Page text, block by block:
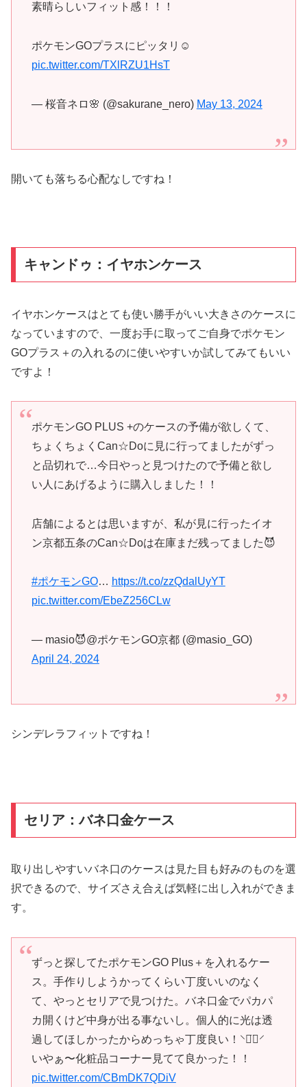
素晴らしいフィット感！！！
ポケモンGOプラスにピッタリ☺️
pic.twitter.com/TXlRZU1HsT
— 桜音ネロ🌸 (@sakurane_nero) May 13, 2024
開いても落ちる心配なしですね！
キャンドゥ：イヤホンケース
イヤホンケースはとても使い勝手がいい大きさのケースに
なっていますので、一度お手に取ってご自身でポケモン
GOプラス＋の入れるのに使いやすいか試してみてもいい
ですよ！
ポケモンGO PLUS +のケースの予備が欲しくて、
ちょくちょくCan☆Doに見に行ってましたがずっ
と品切れで…今日やっと見つけたので予備と欲し
い人にあげるように購入しました！！
店舗によるとは思いますが、私が見に行ったイオ
ン京都五条のCan☆Doは在庫まだ残ってました😈
#ポケモンGO… https://t.co/zzQdalUyYT
pic.twitter.com/EbeZ256CLw
— masio😈@ポケモンGO京都 (@masio_GO)
April 24, 2024
シンデレラフィットですね！
セリア：バネ口金ケース
取り出しやすいバネ口のケースは見た目も好みのものを選
択できるので、サイズさえ合えば気軽に出し入れができま
す。
ずっと探してたポケモンGO Plus＋を入れるケー
ス。手作りしようかってくらい丁度いいのなく
て、やっとセリアで見つけた。バネ口金でパカパ
カ開くけど中身が出る事ないし。個人的に光は透
過してほしかったからめっちゃ丁度良い！⸌◦̈⃝⸍
いやぁ〜化粧品コーナー見てて良かった！！
pic.twitter.com/CBmDK7QDiV